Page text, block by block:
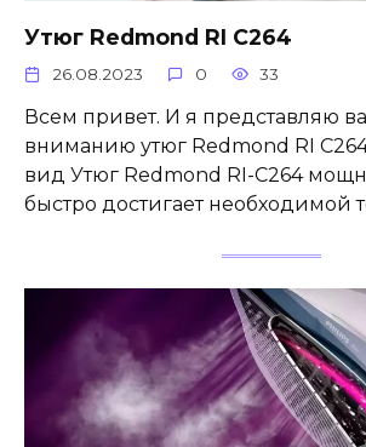
Утюг Redmond RI C264
26.08.2023 0 33
Всем привет. И я представляю
вниманию утюг Redmond RI
вид Утюг Redmond RI-C264
быстро достигает необходимой